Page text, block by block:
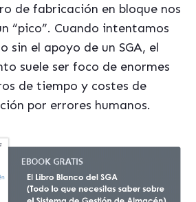
de fabricación en bloque nos
“pico”. Cuando intentamos
sin el apoyo de un SGA, el
suele ser foco de enormes
de tiempo y costes de
por errores humanos.